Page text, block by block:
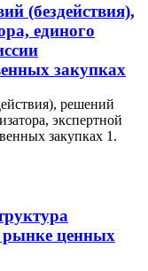
(бездействия),
единого
закупках
решений
экспертной
закупках 1.
рынке ценных